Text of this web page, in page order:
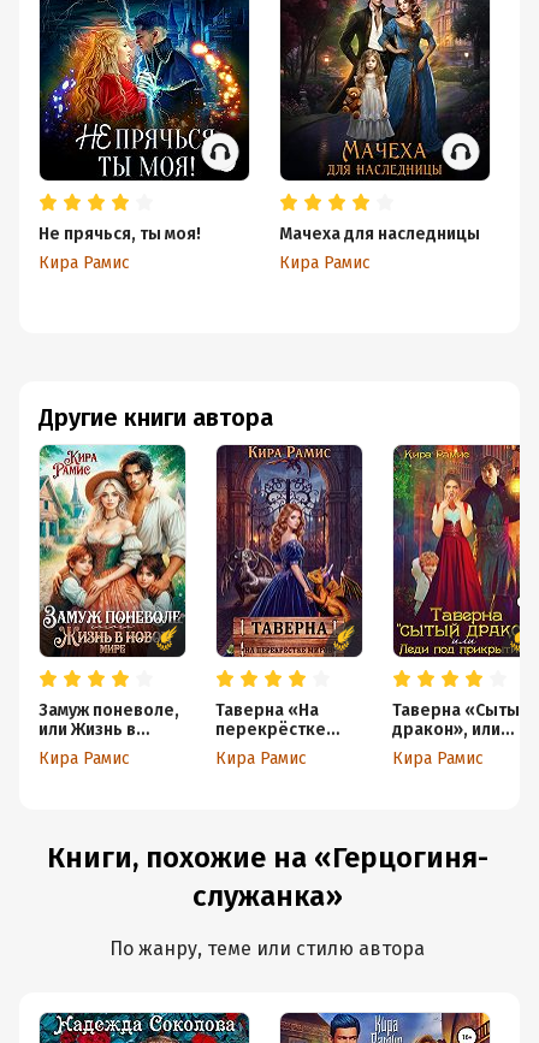
Другие книги автора
Замуж поневоле,
или Жизнь в
новом мире
Кира Рамис
Таверна «На
перекрёстке
миров»
Кира Рамис
Таверна «Сытый
дракон», или
Леди под
прикрытием
Кира Рамис
Не прячься, ты моя!
Кира Рамис
Мачеха для наследницы
Кира Рамис
Книги, похожие на «Герцогиня-
служанка»
По жанру, теме или стилю автора